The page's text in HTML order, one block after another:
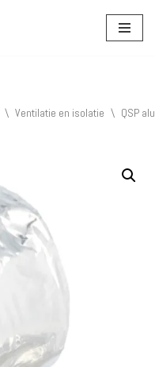
\ Ventilatie en isolatie \ QSP